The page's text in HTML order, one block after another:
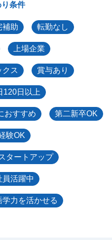
り条件
補助 転勤なし
上場企業
クス 賞与あり
120日以上
おすすめ 第二新卒OK
験OK
タートアップ
活躍中
学力を活かせる